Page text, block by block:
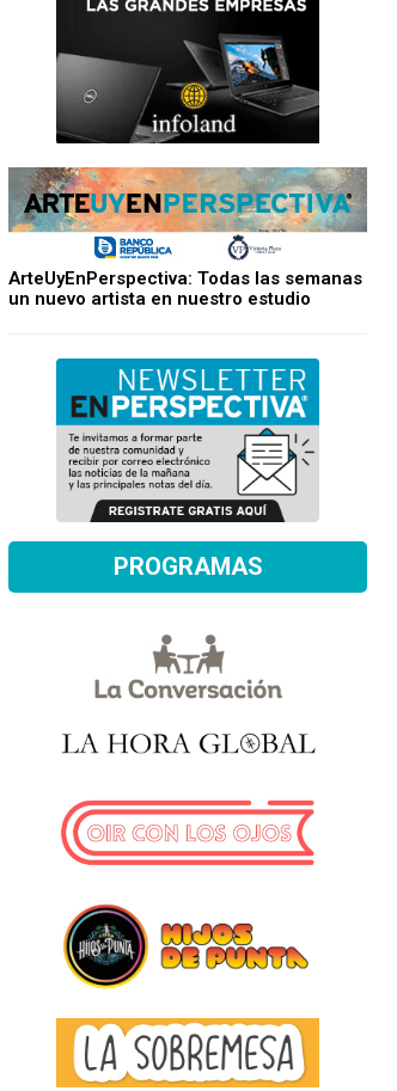
ArteUyEnPerspectiva: Todas las semanas
un nuevo artista en nuestro estudio
PROGRAMAS